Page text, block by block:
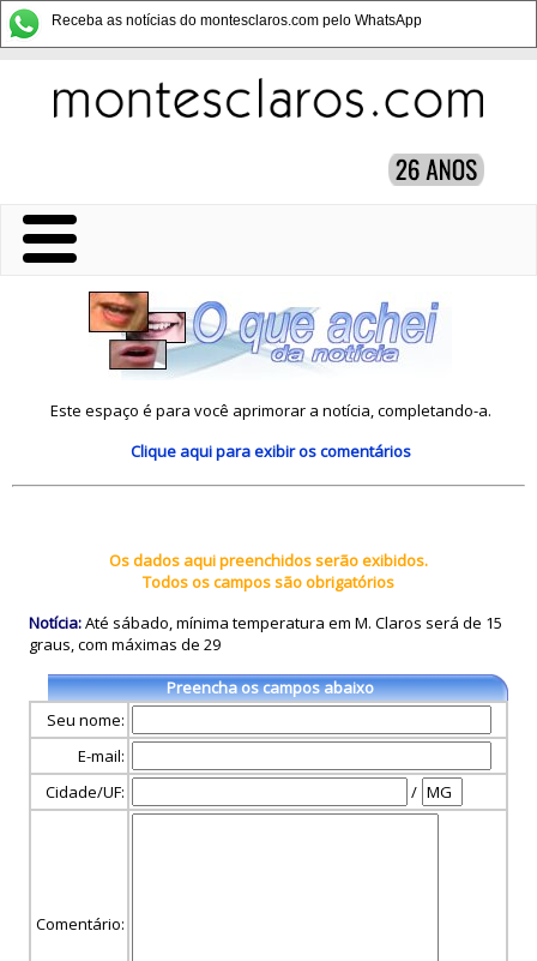
Receba as notícias do montesclaros.com pelo WhatsApp
Este espaço é para você aprimorar a notícia, completando-a.
Clique aquipara exibir os comentários
Os dados aqui preenchidos serão exibidos.
Todos os campos são obrigatórios
Notícia:Até sábado, mínima temperatura em M. Claros será de 15
graus, com máximas de 29
Preencha os campos abaixo
Seu nome:
E-mail:
Cidade/UF:
/
Comentário: